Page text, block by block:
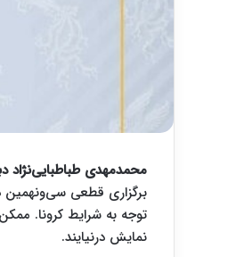
محمدمهدی طباطبایی‌نژاد
برگزاری قطعی سی‌ونهمین
توجه به شرایط کرونا.
نمایش درنیایند.